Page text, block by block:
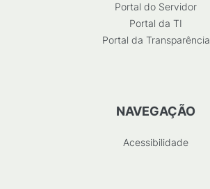
Portal do Servidor
Portal da TI
Portal da Transparência
NAVEGAÇÃO
Acessibilidade